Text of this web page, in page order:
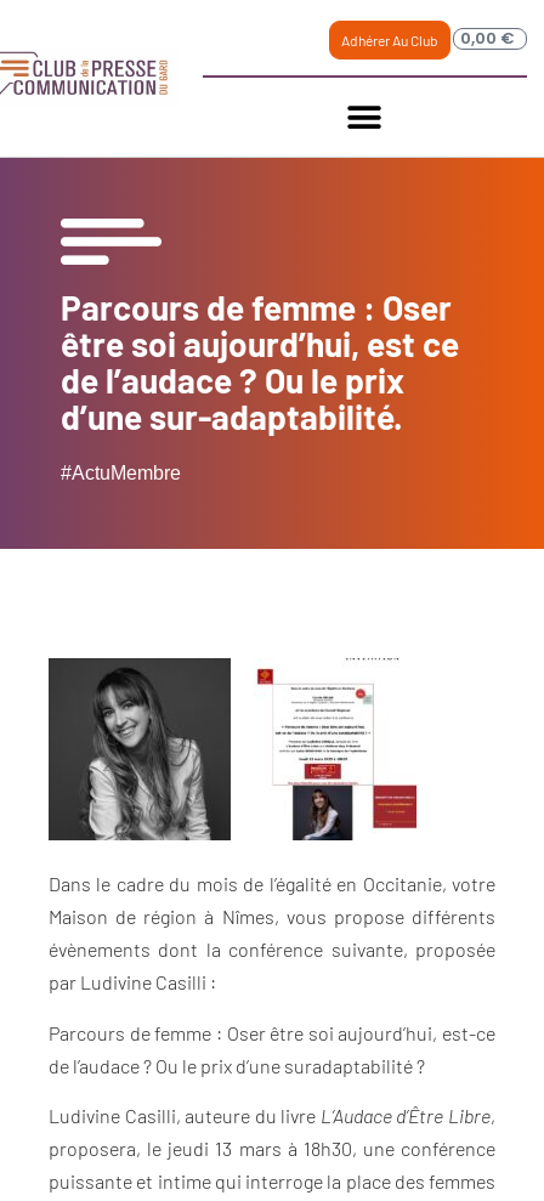
Adhérer Au Club 0,00 €
Parcours de femme : Oser
être soi aujourd’hui, est ce
de l’audace ? Ou le prix
d’une sur-adaptabilité.
#ActuMembre
Dans le cadre du mois de l’égalité en Occitanie, votre
Maison de région à Nîmes, vous propose différents
évènements dont la conférence suivante, proposée
par Ludivine Casilli :
Parcours de femme : Oser être soi aujourd’hui, est-ce
de l’audace ? Ou le prix d’une suradaptabilité ?
Ludivine Casilli, auteure du livre L’Audace d’Être Libre,
proposera, le jeudi 13 mars à 18h30, une conférence
puissante et intime qui interroge la place des femmes